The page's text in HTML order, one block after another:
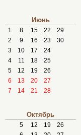
Июнь
1 8 15 22
29
2
9 16 23
30
3
10 17
24
4
11 18
25
5
12 19
26
6
13 20
27
7
14 21 28
Октябрь
5 12 19
26